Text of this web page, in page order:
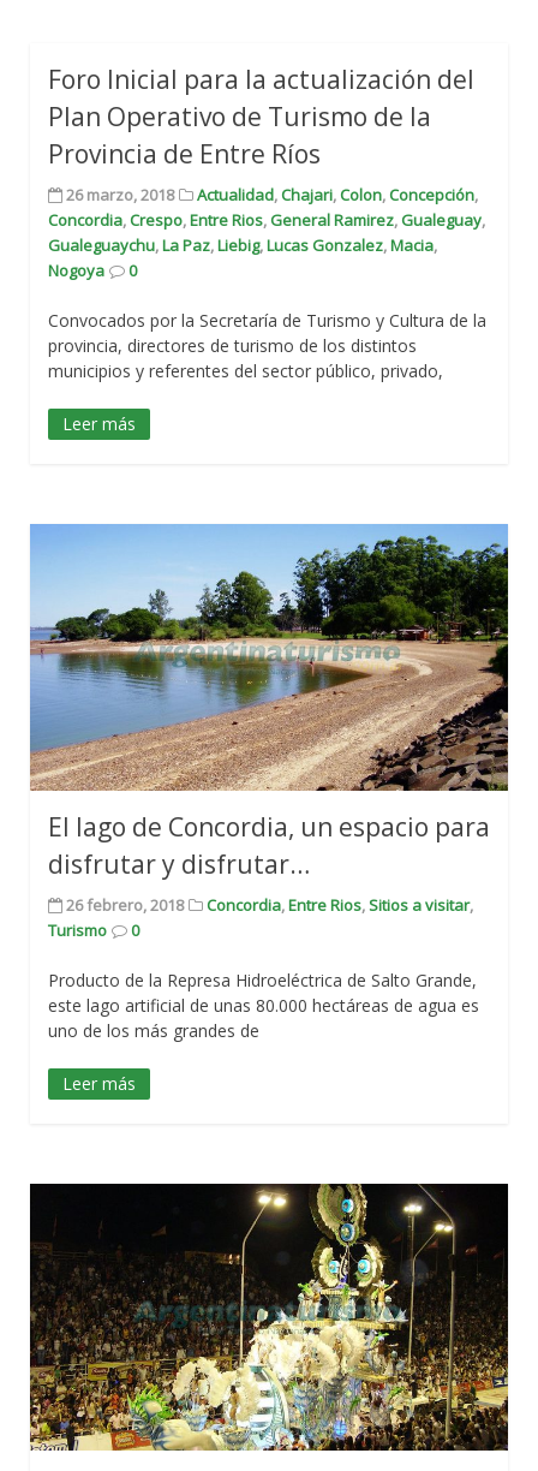
Foro Inicial para la actualización del
Plan Operativo de Turismo de la
Provincia de Entre Ríos
26 marzo, 2018 Actualidad,Chajari,Colon,Concepción,
Concordia,Crespo,Entre Rios, General Ramirez, Gualeguay,
Gualeguaychu,La Paz,Liebig,Lucas Gonzalez,Macia,
Nogoya
0
Convocados por la Secretaría de Turismo y Cultura de la
provincia, directores de turismo de los distintos
municipios y referentes del sector público, privado,
Leer más
El lago de Concordia, un espacio para
disfrutar y disfrutar…
26 febrero, 2018 Concordia,Entre Rios,Sitios a visitar,
Turismo
0
Producto de la Represa Hidroeléctrica de Salto Grande,
este lago artificial de unas 80.000 hectáreas de agua es
uno de los más grandes de
Leer más